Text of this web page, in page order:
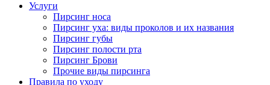
Услуги
Пирсинг носа
Пирсинг уха: виды проколов и их названия
Пирсинг губы
Пирсинг полости рта
Пирсинг Брови
Прочие виды пирсинга
Правила по уходу